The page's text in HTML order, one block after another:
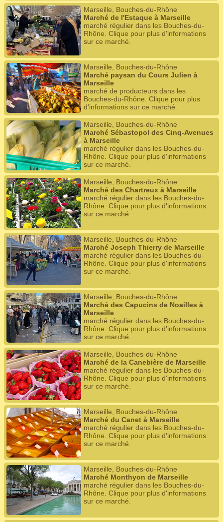
Marseille, Bouches-du-Rhône
Marché de l'Estaque à Marseille
marché régulier dans les Bouches-du-
Rhône. Clique pour plus d'informations
sur ce marché.
Marseille, Bouches-du-Rhône
Marché paysan du Cours Julien à
Marseille
marché de producteurs dans les
Bouches-du-Rhône. Clique pour plus
d'informations sur ce marché.
Marseille, Bouches-du-Rhône
Marché Sébastopol des Cinq-Avenues
à Marseille
marché régulier dans les Bouches-du-
Rhône. Clique pour plus d'informations
sur ce marché.
Marseille, Bouches-du-Rhône
Marché des Chartreux à Marseille
marché régulier dans les Bouches-du-
Rhône. Clique pour plus d'informations
sur ce marché.
Marseille, Bouches-du-Rhône
Marché Joseph Thierry de Marseille
marché régulier dans les Bouches-du-
Rhône. Clique pour plus d'informations
sur ce marché.
Marseille, Bouches-du-Rhône
Marché des Capucins de Noailles à
Marseille
marché régulier dans les Bouches-du-
Rhône. Clique pour plus d'informations
sur ce marché.
Marseille, Bouches-du-Rhône
Marché de la Canebière de Marseille
marché régulier dans les Bouches-du-
Rhône. Clique pour plus d'informations
sur ce marché.
Marseille, Bouches-du-Rhône
Marché du Canet à Marseille
marché régulier dans les Bouches-du-
Rhône. Clique pour plus d'informations
sur ce marché.
Marseille, Bouches-du-Rhône
Marché Monthyon de Marseille
marché régulier dans les Bouches-du-
Rhône. Clique pour plus d'informations
sur ce marché.